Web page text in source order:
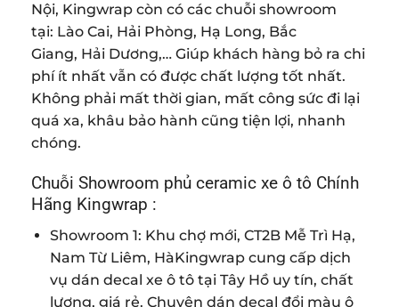
Nội, Kingwrap còn có các chuỗi showroom
tại: Lào Cai, Hải Phòng, Hạ Long, Bắc
Giang, Hải Dương,… Giúp khách hàng bỏ ra chi
phí ít nhất vẫn có được chất lượng tốt nhất.
Không phải mất thời gian, mất công sức đi lại
quá xa, khâu bảo hành cũng tiện lợi, nhanh
chóng.
Chuỗi Showroom phủ ceramic xe ô tô Chính
Hãng Kingwrap :
Showroom 1: Khu chợ mới, CT2B Mễ Trì Hạ,
Nam Từ Liêm, HàKingwrap cung cấp dịch
vụ dán decal xe ô tô tại Tây Hồ uy tín, chất
lượng, giá rẻ. Chuyên dán decal đổi màu ô